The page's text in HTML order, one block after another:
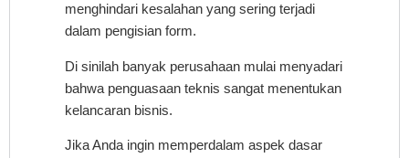
menghindari kesalahan yang sering terjadi
dalam pengisian form.
Di sinilah banyak perusahaan mulai menyadari
bahwa penguasaan teknis sangat menentukan
kelancaran bisnis.
Jika Anda ingin memperdalam aspek dasar